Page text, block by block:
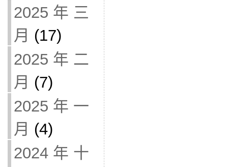
2025 年 三
月 (17)
2025 年 二
月 (7)
2025 年 一
月 (4)
2024 年 十